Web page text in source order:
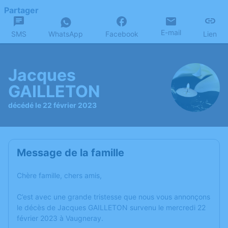
Partager
SMS WhatsApp Facebook E-mail Lien
Jacques
GAILLETON
décédé le 22 février 2023
Message de la famille
Chère famille, chers amis,
C’est avec une grande tristesse que nous vous annonçons
le décès de Jacques GAILLETON survenu le mercredi 22
février 2023 à Vaugneray.